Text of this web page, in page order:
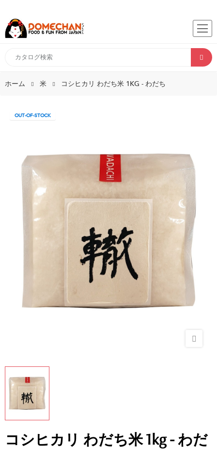
ホーム 米 コシヒカリ わだち米 1KG - わだち
OUT-OF-STOCK
コシヒカリ わだち米 1kg - わだ